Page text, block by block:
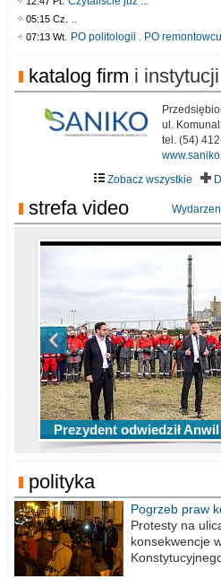
05:15 Cz. ..
07:13 Wt. PO politologii . PO
katalog firm i instytucji
ul.
tel. (54)
Zobacz wszystkie
strefa video
Prezydent odwiedził
TOP 10 przechwytów
w EBL w sezonie 2019/
TOP 5 rzutów Anwilu
w sezonie 2019/2020
Ni To Ponk - W oczach
sixf33t .Last Year DRONE
Włocławek
XXIII Sesja Rady Miasta
kadencji w dniu 09.06.2020
polityka
Pogrzeb praw
biurem
Protesty na
konsekwencje